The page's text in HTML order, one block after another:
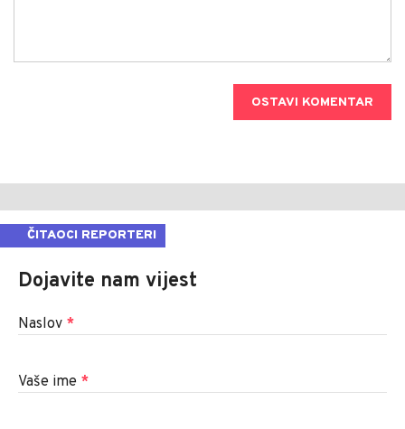
OSTAVI KOMENTAR
ČITAOCI REPORTERI
Dojavite nam vijest
Naslov *
Vaše ime *